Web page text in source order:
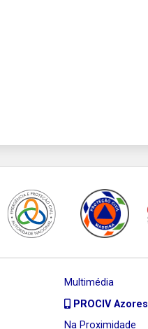
Multimédia
PROCIV Azores
Na Proximidade